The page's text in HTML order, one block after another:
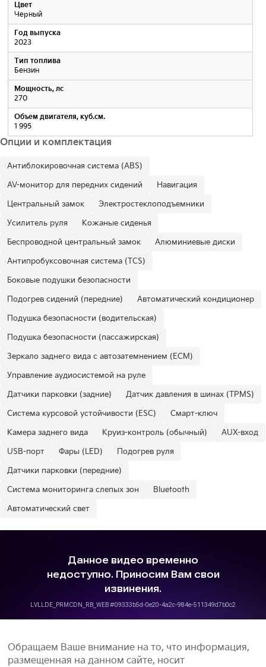
Цвет
Черный
Год выпуска
2023
Тип топлива
Бензин
Мощность, лс
270
Объем двигателя, куб.см.
1 995
Опции и комплектация
Антиблокировочная система (ABS)
AV-монитор для передних сидений
Навигация
Центральный замок
Электростеклоподъемники
Усилитель руля
Кожаные сиденья
Беспроводной центральный замок
Алюминиевые диски
Антипробуксовочная система (TCS)
Боковые подушки безопасности
Подогрев сидений (передние)
Автоматический кондиционер
Подушка безопасности (водительская)
Подушка безопасности (пассажирская)
Зеркало заднего вида с автозатемнением (ECM)
Управление аудиосистемой на руле
Датчики парковки (задние)
Датчик давления в шинах (TPMS)
Система курсовой устойчивости (ESC)
Смарт-ключ
Камера заднего вида
Круиз-контроль (обычный)
AUX-вход
USB-порт
Фары (LED)
Подогрев руля
Датчики парковки (передние)
Система мониторинга слепых зон
Bluetooth
Автоматический свет
Обращаем Ваше внимание на то, что информация,
размещенная на данном сайте, носит